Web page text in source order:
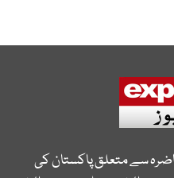
سے متعلق پاکستان کی